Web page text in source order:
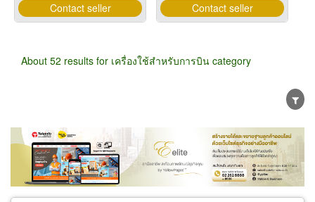
Contact seller Contact seller
About 52 results for เครื่องใช้สำหรับการบิน category
Wholesale Retail Manufacturer
Dealer
Exporter/Importer
Service Business